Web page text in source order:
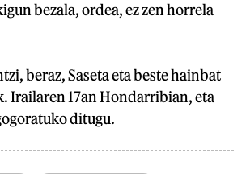
bezala, ordea, ez zen horrela
beraz, Saseta eta beste hainbat
Irailaren 17an Hondarribian, eta
ditugu.